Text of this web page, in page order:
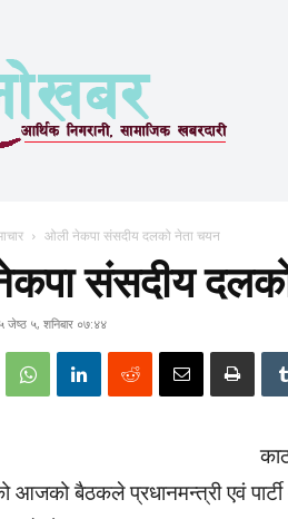
ओली नेकपा संसदीय दलको नेता चयन
संसदीय
जेष्ठ ५, शनिबार ०७:४४
बैठकले प्रधानमन्त्री एवं